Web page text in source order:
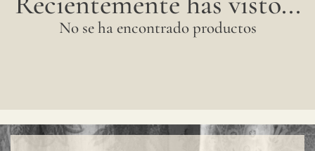
No se ha encontrado productos